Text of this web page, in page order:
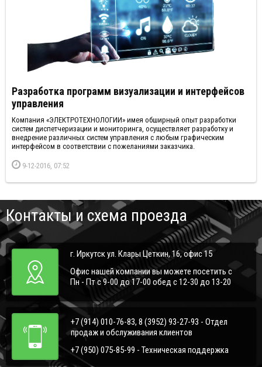
Разработка программ визуализации и интерфейсов
управления
Компания «ЭЛЕКТРОТЕХНОЛОГИИ» имея обширный опыт разработки
систем диспетчеризации и мониторинга, осуществляет разработку и
внедрение различных систем управления с любым графическим
интерфейсом в соответствии с пожеланиями заказчика.
9-12-2016, 07:52
Контакты и схема проезда
г. Иркутск ул. Клары Цеткин, 16, офис 15
Офис нашей компании вы можете посетить с
Пн - Пт с 9-00 до 17-00 обед с 12-30 до 13-20
+7 (914) 010-76-83, 8 (3952) 93-27-93 - Отдел
продаж и обслуживания клиентов
+7 (950) 075-85-99 - Техническая поддержка